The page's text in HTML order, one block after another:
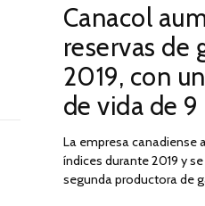
ON
Canacol
reservas de
2019, con
de vida de 9
La empresa canadiense
índices durante 2019 y
segunda productora de